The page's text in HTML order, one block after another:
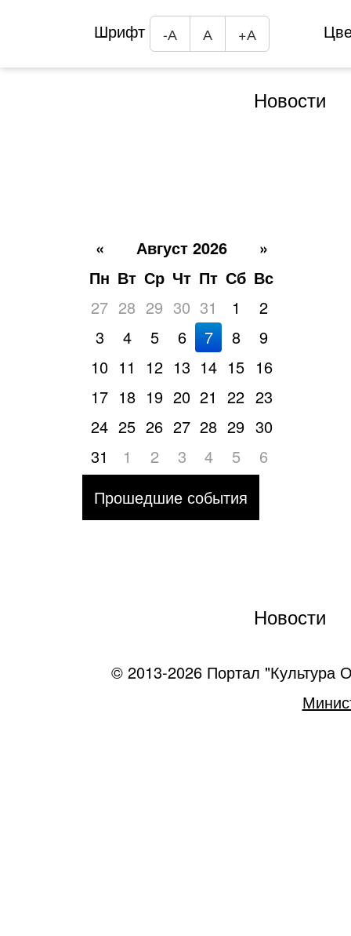
Шрифт -А А +А
Новости
« Август 2026
»
Пн Вт Ср Чт Пт Сб Вс
27 28 29 30 31 1
2
3
4 5 6 7 8
9
10 11 12 13 14 15 16
17 18 19 20 21 22 23
24 25 26 27 28 29 30
31
1 2 3 4 5
6
Прошедшие события
Новости
© 2013-2026 Портал "Культура